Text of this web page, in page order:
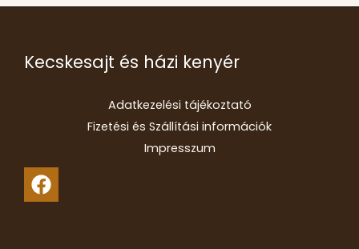
Kecskesajt és házi kenyér
Adatkezelési tájékoztató
Fizetési és Szállítási információk
Impresszum